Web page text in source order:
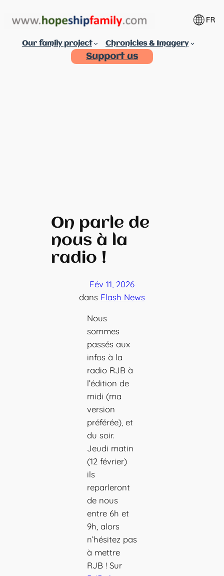
au
Our family project Chronicles & Imagery
Support us
On parle de
nous à la
radio !
Fév 11, 2026
dans Flash News
Nous
sommes
passés aux
infos à la
radio RJB à
l’édition de
midi (ma
version
préférée), et
du soir.
Jeudi matin
(12 février)
ils
reparleront
de nous
entre 6h et
9h, alors
n’hésitez pas
à mettre
RJB ! Sur